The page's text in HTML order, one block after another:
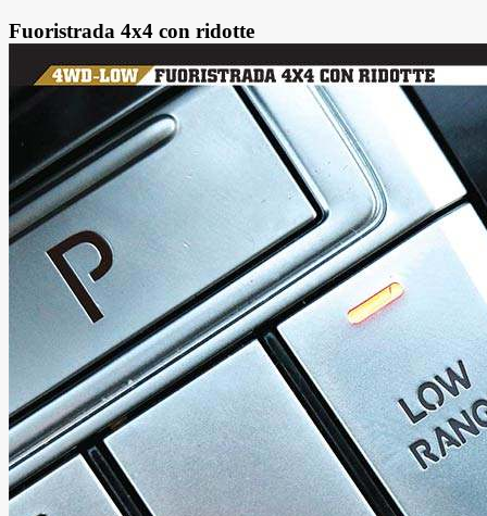
Fuoristrada 4x4 con ridotte